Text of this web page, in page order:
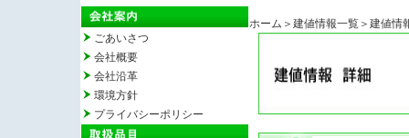
ごあいさつ
会社概要
会社沿革
環境方針
プライバシーポリシー
ホーム ＞建値情報一覧＞建値情